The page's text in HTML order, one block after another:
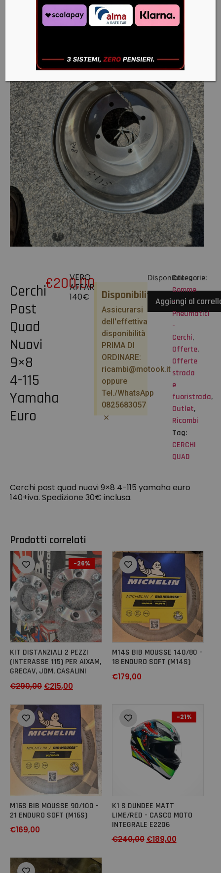
Cerchi
Post
Quad
Nuovi
9×8
4-115
Yamaha
Euro
€200,00
VERO
AFFARE
140€
Disponibilità
Assicurarsi
dell'effettiva
disponibilità
PRIMA DI
ORDINARE:
ricambi@motook.it
oppure
Tel./WhatsApp
0825683057
×
Disponibile
Aggiungi al
Categorie:
Gomme
-
Pneumatici
-
Cerchi,
Offerte,
Offerte
strada
e
fuoristrada,
Outlet,
Ricambi
Tag:
CERCHI
QUAD
Cerchi post quad nuovi 9×8 4-115 yamaha euro
140+iva. Spedizione 30€ inclusa.
Prodotti correlati
-26%
KIT DISTANZIALI 2 PEZZI
(INTERASSE 115) PER AIXAM,
GRECAV, JDM, CASALINI
€290,00 €215,00
M14S BIB MOUSSE 140/80 -
18 ENDURO SOFT (M14S)
€179,00
M16S BIB MOUSSE 90/100 -
21 ENDURO SOFT (M16S)
€169,00
-21%
K1 S DUNDEE MATT
LIME/RED - CASCO MOTO
INTEGRALE E2206
€240,00 €189,00